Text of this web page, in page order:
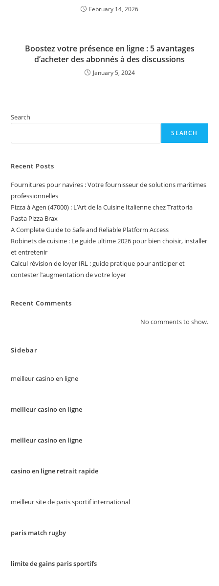
February 14, 2026
Boostez votre présence en ligne : 5 avantages
d’acheter des abonnés à des discussions
January 5, 2024
Search
SEARCH
Recent Posts
Fournitures pour navires : Votre fournisseur de solutions maritimes
professionnelles
Pizza à Agen (47000) : L’Art de la Cuisine Italienne chez Trattoria
Pasta Pizza Brax
A Complete Guide to Safe and Reliable Platform Access
Robinets de cuisine : Le guide ultime 2026 pour bien choisir, installer
et entretenir
Calcul révision de loyer IRL : guide pratique pour anticiper et
contester l’augmentation de votre loyer
Recent Comments
No comments to show.
Sidebar
meilleur casino en ligne
meilleur casino en ligne
meilleur casino en ligne
casino en ligne retrait rapide
meilleur site de paris sportif international
paris match rugby
limite de gains paris sportifs